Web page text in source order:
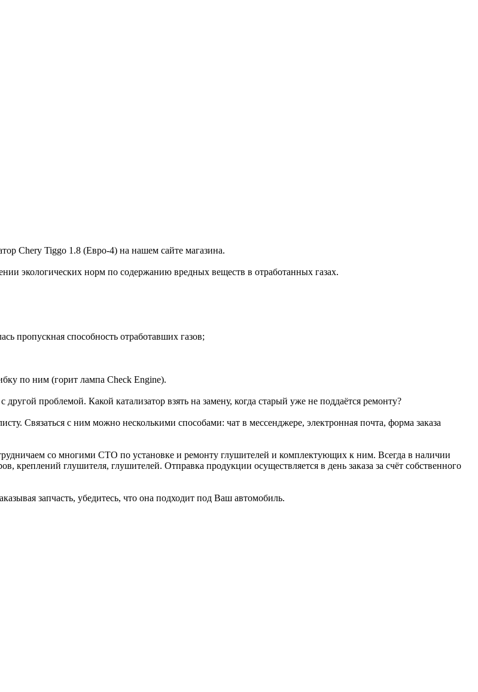
Chery Tiggo 1.8 (Евро-4) на нашем сайте магазина.
экологических норм по содержанию вредных веществ в отработанных газах.
пропускная способность отработавших газов;
по ним (горит лампа Check Engine).
проблемой. Какой катализатор взять на замену, когда старый уже не поддаётся ремонту?
Связаться с ним можно несколькими способами: чат в мессенджере, электронная почта, форма заказа
со многими СТО по установке и ремонту глушителей и комплектующих к ним. Всегда в наличии
креплений глушителя, глушителей. Отправка продукции осуществляется в день заказа за счёт собственного
запчасть, убедитесь, что она подходит под Ваш автомобиль.